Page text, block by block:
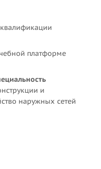
платформе
и
наружных сетей